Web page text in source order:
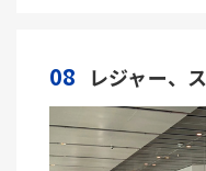
08 レジャー、